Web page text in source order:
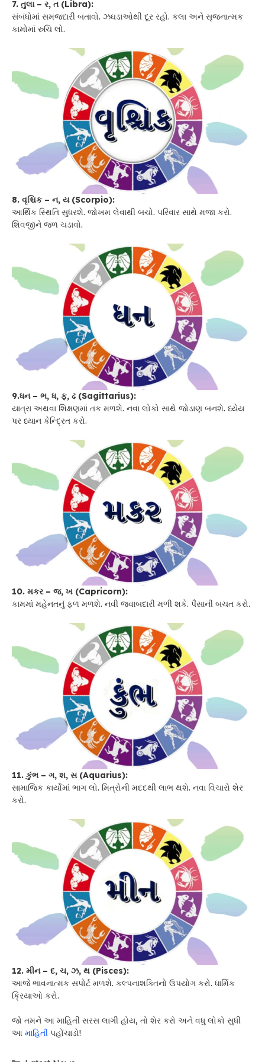
7. તુલા – ર, ત (Libra):
સંબંધોમાં સમજદારી બતાવો. ઝઘડાઓથી દૂર રહો. કલા અને સૃજનાત્મક
કામોમાં રુચિ લો.
8. વૃશ્ચિક – ન, ય (Scorpio):
આર્થિક સ્થિતિ સુધરશે. જોખમ લેવાથી બચો. પરિવાર સાથે મજા કરો.
શિવજીને જળ ચડાવો.
9.ધન – ભ, ધ, ફ, ઢ (Sagittarius):
યાત્રા અથવા શિક્ષણમાં તક મળશે. નવા લોકો સાથે જોડાણ બનશે. ધ્યેય
પર ધ્યાન કેન્દ્રિત કરો.
10. મકર – જ, ખ (Capricorn):
કામમાં મહેનતનું ફળ મળશે. નવી જવાબદારી મળી શકે. પૈસાની બચત કરો.
11. કુંભ – ગ, શ, સ (Aquarius):
સામાજિક કાર્યોમાં ભાગ લો. મિત્રોની મદદથી લાભ થશે. નવા વિચારો શેર
કરો.
12. મીન – દ, ચ, ઝ, થ (Pisces):
આજે ભાવનાત્મક સપોર્ટ મળશે. કલ્પનાશક્તિનો ઉપયોગ કરો. ધાર્મિક
ક્રિયાઓ કરો.
જો તમને આ માહિતી સરસ લાગી હોય, તો શેર કરો અને વધુ લોકો સુધી
આ માહિતી પહોંચાડો!